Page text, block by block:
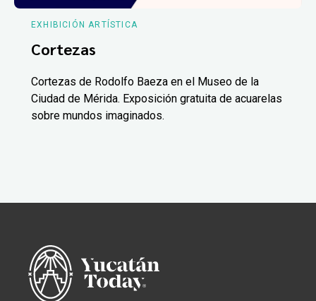
EXHIBICIÓN ARTÍSTICA
Cortezas
Cortezas de Rodolfo Baeza en el Museo de la
Ciudad de Mérida. Exposición gratuita de acuarelas
sobre mundos imaginados.